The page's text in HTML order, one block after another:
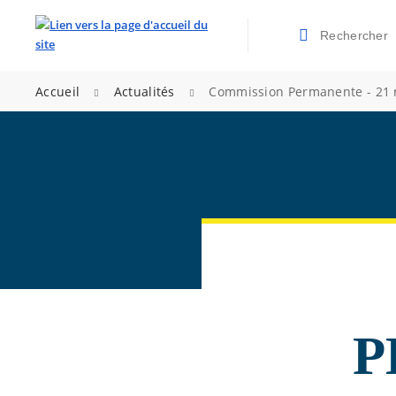
Valider la
Accueil Actualités Commission Permanente - 21